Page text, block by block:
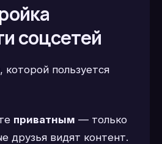
соцсетей
пользуется
приватным — только
друзья видят контент.